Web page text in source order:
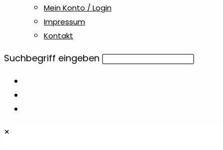
Mein Konto / Login
Impressum
Kontakt
Diese
durchsuchen
Suchbegriff eingeben
×